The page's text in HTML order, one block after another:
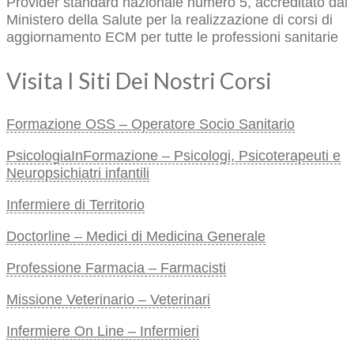
Ministero della Salute per la realizzazione di corsi di
aggiornamento ECM per tutte le professioni sanitarie
Visita I Siti Dei Nostri Corsi
Formazione OSS – Operatore Socio Sanitario
PsicologiaInFormazione – Psicologi, Psicoterapeuti e
Neuropsichiatri infantili
Infermiere di Territorio
Doctorline – Medici di Medicina Generale
Professione Farmacia – Farmacisti
Missione Veterinario – Veterinari
Infermiere On Line – Infermieri